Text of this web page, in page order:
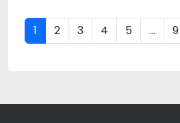
1 2 3 4 5 ... 9